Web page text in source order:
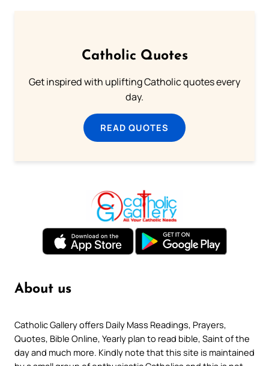
Catholic Quotes
Get inspired with uplifting Catholic quotes every
day.
READ QUOTES
About us
Catholic Gallery offers Daily Mass Readings, Prayers,
Quotes, Bible Online, Yearly plan to read bible, Saint of the
day and much more. Kindly note that this site is maintained